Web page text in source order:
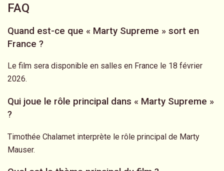
FAQ
Quand est-ce que « Marty Supreme » sort en
France ?
Le film sera disponible en salles en France le 18 février
2026.
Qui joue le rôle principal dans « Marty Supreme »
?
Timothée Chalamet interprète le rôle principal de Marty
Mauser.